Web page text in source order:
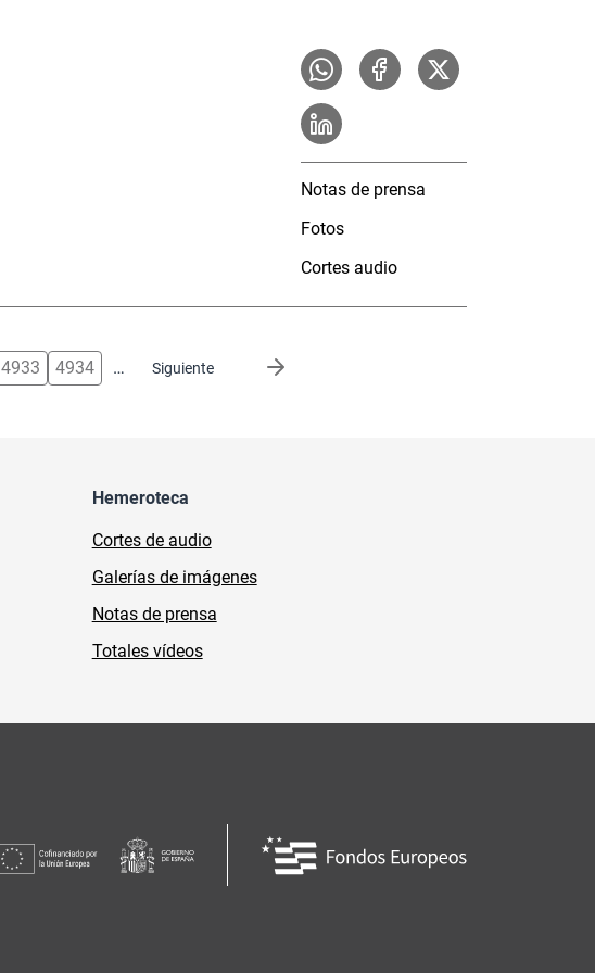
Notas de prensa
Fotos
Cortes audio
4933 4934 … Siguiente
Siguiente página
Hemeroteca
Cortes de audio
Galerías de imágenes
Notas de prensa
Totales vídeos